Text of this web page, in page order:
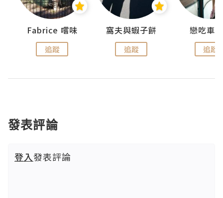
Fabrice 嚐味
追蹤
窩夫與蝦子餅
追蹤
戀吃車
追蹤
發表評論
登入發表評論